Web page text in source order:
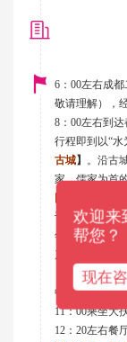
6 ： 00左右成都
敬请理解），
8 ： 00左右到达
行程即到 以“
古城】 。 沿古
家、儒家为首
记里的人参果
年）蜀郡守李
产”的都江堰水
观鱼嘴分水
中被损坏的秦
11：00乘坐大
12 ： 20左右餐
欢迎来
帮您？
现在